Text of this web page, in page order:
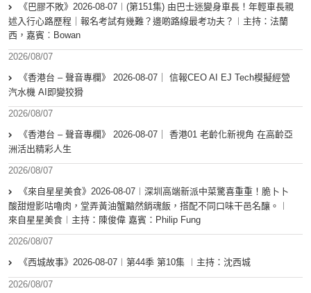
《巴膠不敗》2026-08-07︱(第151集) 由巴士迷變身車長！年輕車長親
述入行心路歷程｜報名考試有幾難？邊啲路線最考功夫？︱主持：法蘭
西，嘉賓︰Bowan
2026/08/07
《香港台 – 聲音專欄》 2026-08-07｜ 信報CEO AI EJ Tech模擬經營
汽水機 AI即變狡猾
2026/08/07
《香港台 – 聲音專欄》 2026-08-07｜ 香港01 老齡化新視角 在高齡亞
洲活出精彩人生
2026/08/07
《來自星星美食》2026-08-07︱深圳高端新派中菜驚喜重重！脆卜卜
酸甜燈影咕嚕肉，堂弄黃油蟹黯然銷魂飯，搭配不同口味干邑名釀。︱
來自星星美食︱主持：陳俊偉 嘉賓：Philip Fung
2026/08/07
《西城故事》2026-08-07︱第44季 第10集 ︱主持：沈西城
2026/08/07